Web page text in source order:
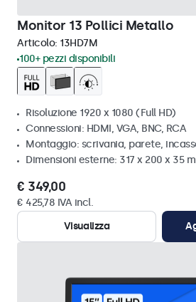
Monitor 13 Pollici Metallo
Articolo: 13HD7M
100+ pezzi disponibili
Risoluzione 1920 x 1080 (Full HD)
Connessioni: HDMI, VGA, BNC, RCA
Montaggio: scrivania, parete,
Dimensioni esterne: 317 x 200 x 35
€ 349,00
€ 425,78 IVA incl.
Visualizza